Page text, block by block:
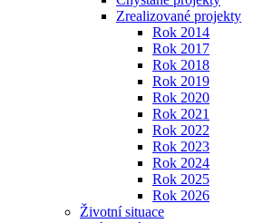
Zrealizované projekty
Rok 2014
Rok 2017
Rok 2018
Rok 2019
Rok 2020
Rok 2021
Rok 2022
Rok 2023
Rok 2024
Rok 2025
Rok 2026
Životní situace